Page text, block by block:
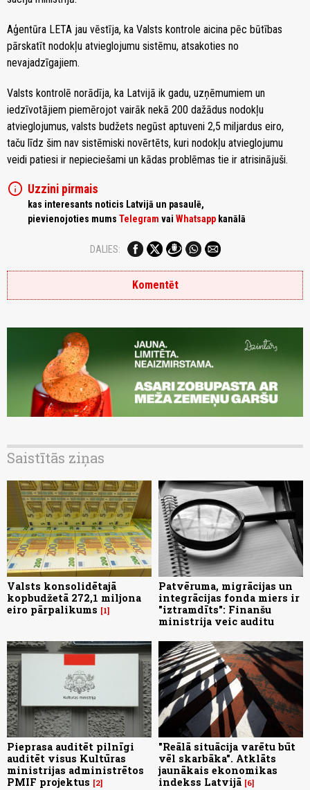
Aģentūra LETA jau vēstīja, ka Valsts kontrole aicina pēc būtības
pārskatīt nodokļu atvieglojumu sistēmu, atsakoties no
nevajadzīgajiem.
Valsts kontrolē norādīja, ka Latvijā ik gadu, uzņēmumiem un
iedzīvotājiem piemērojot vairāk nekā 200 dažādus nodokļu
atvieglojumus, valsts budžets negūst aptuveni 2,5 miljardus eiro,
taču līdz šim nav sistēmiski novērtēts, kuri nodokļu atvieglojumu
veidi patiesi ir nepieciešami un kādas problēmas tie ir atrisinājuši.
info Uzzini pirmais
kas interesants noticis Latvijā un pasaulē,
pievienojoties mums Telegram vai Whatsapp kanālā
DALIES:
Komentēt
Saistītās ziņas
Valsts konsolidētajā
kopbudžetā 272,1 miljona
eiro pārpalikums
1
Patvēruma, migrācijas un
integrācijas fonda miers ir
"iztramdīts": Finanšu
ministrija veic auditu
Pieprasa auditēt pilnīgi
auditēt visus Kultūras
ministrijas administrētos
PMIF projektus
2
"Reālā situācija varētu būt
vēl skarbāka". Atklāts
jaunākais ekonomikas
indekss Latvijā 6